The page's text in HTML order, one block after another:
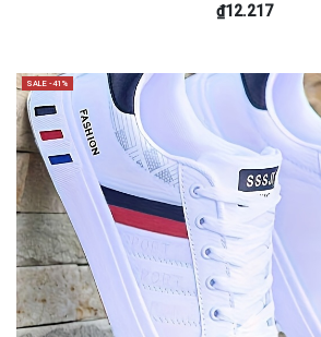
₫12.217
SALE -41%